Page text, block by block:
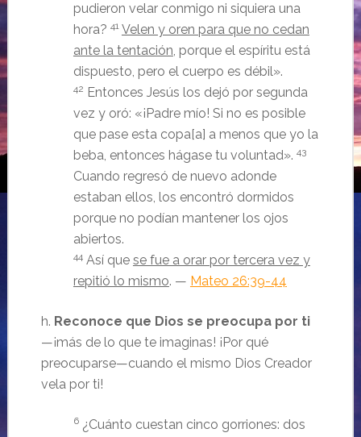
pudieron velar conmigo ni siquiera una
hora? 41 Velen y oren para que no cedan
ante la tentación, porque el espíritu está
dispuesto, pero el cuerpo es débil».
42 Entonces Jesús los dejó por segunda
vez y oró: «¡Padre mío! Si no es posible
que pase esta copa[a] a menos que yo la
beba, entonces hágase tu voluntad». 43
Cuando regresó de nuevo adonde
estaban ellos, los encontró dormidos
porque no podían mantener los ojos
abiertos.
44Así que se fue a orar por tercera vez y
repitió lo mismo. — Mateo 26:39-44
h. Reconoce que Dios se preocupa por ti
—¡más de lo que te imaginas! ¡Por qué
preocuparse—cuando el mismo Dios Creador
vela por ti!
6¿Cuánto cuestan cinco gorriones: dos